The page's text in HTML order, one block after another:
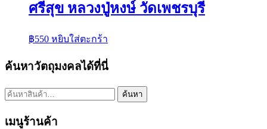
ศรีสุข หลวงปู่หงษ์ วัดเพชรบุรี
฿550 หยิบใส่ตะกร้า
ค้นหาวัตถุมงคลได้ที่นี่
ค้นหา: ค้นหา
เมนูร้านค้า